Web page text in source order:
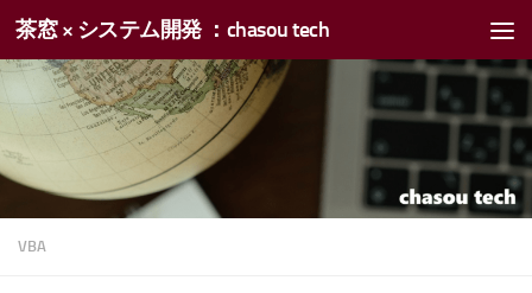
コンテンツへスキップ
茶窓 × システム開発 ：chasou tech
VBA